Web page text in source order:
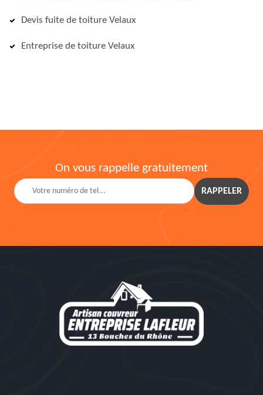
Devis fuite de toiture Velaux
Entreprise de toiture Velaux
On vous rappelle gratuitement